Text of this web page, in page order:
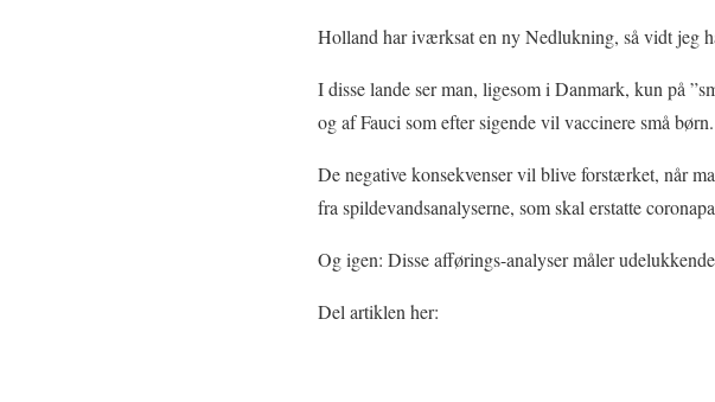
Holland har iværksat en ny Nedlukning, så vidt jeg
I disse lande ser man, ligesom i Danmark, kun på
og af Fauci som efter sigende vil vaccinere små
De negative konsekvenser vil blive forstærket, når
fra spildevandsanalyserne, som skal erstatte
Og igen: Disse afførings-analyser måler
Del artiklen her: